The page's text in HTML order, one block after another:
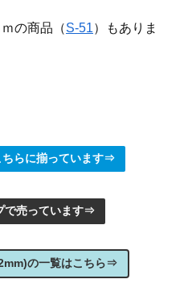
の商品（S-51）もありま
ちらに揃っています⇒
で売っています⇒
の一覧はこちら⇒